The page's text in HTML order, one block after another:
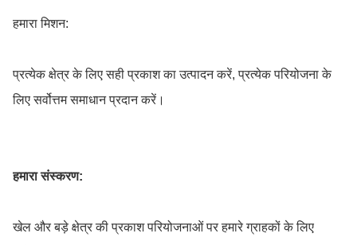
हमारा मिशन:
प्रत्येक क्षेत्र के लिए सही प्रकाश का उत्पादन करें, प्रत्येक परियोजना के
लिए सर्वोत्तम समाधान प्रदान करें।
हमारा संस्करण:
खेल और बड़े क्षेत्र की प्रकाश परियोजनाओं पर हमारे ग्राहकों के लिए